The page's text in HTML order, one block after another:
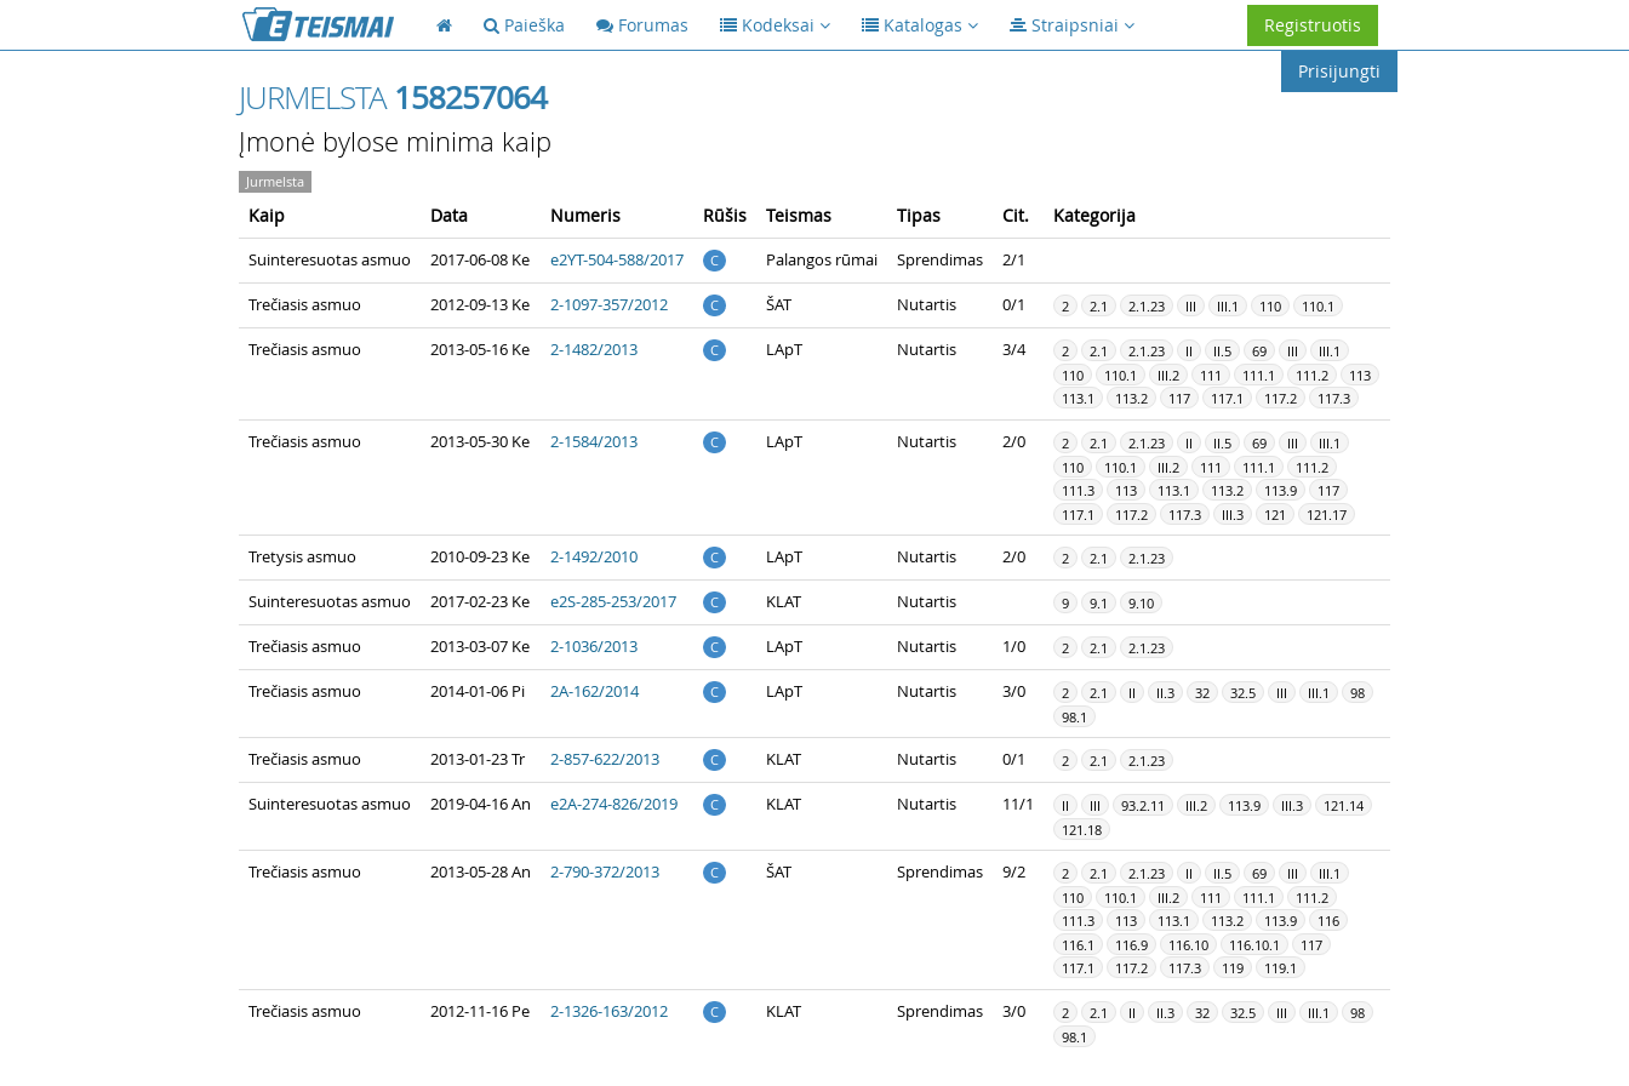
Paieška Forumas Kodeksai Katalogas Straipsniai
Registruotis
Prisijungti
JURMELSTA 158257064
Įmonė bylose minima kaip
Jurmelsta
Kaip Data Numeris Rūšis Teismas Tipas Cit. Kategorija
Suinteresuotas asmuo 2017-06-08 Ke e2YT-504-588/2017 C Palangos rūmai Sprendimas 2/1
Trečiasis asmuo 2012-09-13 Ke 2-1097-357/2012 C ŠAT Nutartis 0/1 2 2.1 2.1.23 III III.1 110 110.1
Trečiasis asmuo 2013-05-16 Ke 2-1482/2013 C LApT Nutartis 3/4 2 2.1 2.1.23 II II.5 69 III
III.1
110
110.1 III.2 111 111.1 111.2
113
113.1
113.2 117 117.1 117.2 117.3
Trečiasis asmuo 2013-05-30 Ke 2-1584/2013 C LApT Nutartis 2/0 2 2.1 2.1.23 II II.5 69 III
III.1
110
110.1 III.2 111 111.1
111.2
111.3
113 113.1 113.2 113.9
117
117.1
117.2 117.3 III.3 121 121.17
Tretysis asmuo 2010-09-23 Ke 2-1492/2010 C LApT Nutartis 2/0 2 2.1 2.1.23
Suinteresuotas asmuo 2017-02-23 Ke e2S-285-253/2017 C KLAT Nutartis 9 9.1 9.10
Trečiasis asmuo 2013-03-07 Ke 2-1036/2013 C LApT Nutartis 1/0 2 2.1 2.1.23
Trečiasis asmuo 2014-01-06 Pi 2A-162/2014 C LApT Nutartis 3/0 2 2.1 II II.3 32 32.5 III III.1
98
98.1
Trečiasis asmuo 2013-01-23 Tr 2-857-622/2013 C KLAT Nutartis 0/1 2 2.1 2.1.23
Suinteresuotas asmuo 2019-04-16 An e2A-274-826/2019 C KLAT Nutartis 11/1 II III 93.2.11 III.2 113.9 III.3
121.14
121.18
Trečiasis asmuo 2013-05-28 An 2-790-372/2013 C ŠAT Sprendimas 9/2 2 2.1 2.1.23 II II.5 69 III
III.1
110
110.1 III.2 111 111.1
111.2
111.3
113 113.1 113.2 113.9
116
116.1
116.9 116.10 116.10.1
117
117.1
117.2 117.3 119 119.1
Trečiasis asmuo 2012-11-16 Pe 2-1326-163/2012 C KLAT Sprendimas 3/0 2 2.1 II II.3 32 32.5 III III.1
98
98.1